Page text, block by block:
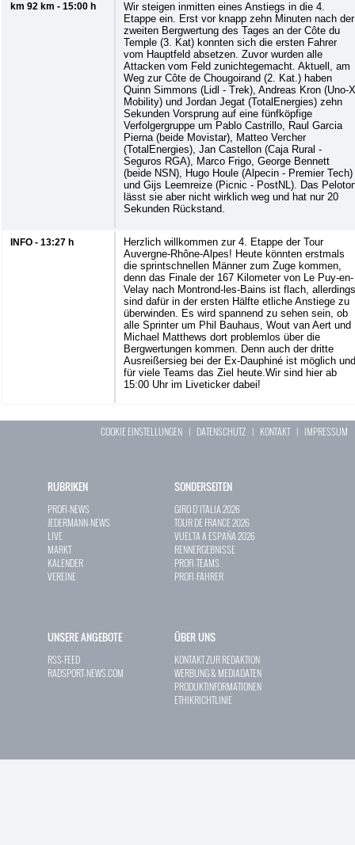
km 92 km - 15:00 h
Wir steigen inmitten eines Anstiegs in die 4.
Etappe ein. Erst vor knapp zehn Minuten nach der
zweiten Bergwertung des Tages an der Côte du
Temple (3. Kat) konnten sich die ersten Fahrer
vom Hauptfeld absetzen. Zuvor wurden alle
Attacken vom Feld zunichtegemacht. Aktuell, am
Weg zur Côte de Chougoirand (2. Kat.) haben
Quinn Simmons (Lidl - Trek), Andreas Kron (Uno-X
Mobility) und Jordan Jegat (TotalEnergies) zehn
Sekunden Vorsprung auf eine fünfköpfige
Verfolgergruppe um Pablo Castrillo, Raul Garcia
Pierna (beide Movistar), Matteo Vercher
(TotalEnergies), Jan Castellon (Caja Rural -
Seguros RGA), Marco Frigo, George Bennett
(beide NSN), Hugo Houle (Alpecin - Premier Tech)
und Gijs Leemreize (Picnic - PostNL). Das
lässt sie aber nicht wirklich weg und hat nur 20
Sekunden Rückstand.
INFO - 13:27 h
Herzlich willkommen zur 4. Etappe der Tour
Auvergne-Rhône-Alpes! Heute könnten erstmals
die sprintschnellen Männer zum Zuge kommen,
denn das Finale der 167 Kilometer von Le Puy-en-
Velay nach Montrond-les-Bains ist flach, allerdings
sind dafür in der ersten Hälfte etliche Anstiege zu
überwinden. Es wird spannend zu sehen sein, ob
alle Sprinter um Phil Bauhaus, Wout van Aert und
Michael Matthews dort problemlos über die
Bergwertungen kommen. Denn auch der dritte
Ausreißersieg bei der Ex-Dauphiné ist möglich und
für viele Teams das Ziel heute.Wir sind hier ab
15:00 Uhr im Liveticker dabei!
COOKIE EINSTELLUNGEN | DATENSCHUTZ | KONTAKT| IMPRESSUM
RUBRIKEN
PROFI-NEWS
JEDERMANN-NEWS
LIVE
MARKT
KALENDER
VEREINE
SONDERSEITEN
GIRO D`ITALIA 2026
TOUR DE FRANCE 2026
VUELTA A ESPAÑA 2026
RENNERGEBNISSE
PROFI-TEAMS
PROFI-FAHRER
UNSERE ANGEBOTE
RSS-FEED
RADSPORT-NEWS.COM
ÜBER UNS
KONTAKT ZUR REDAKTION
WERBUNG & MEDIADATEN
PRODUKTINFORMATIONEN
ETHIKRICHTLINIE